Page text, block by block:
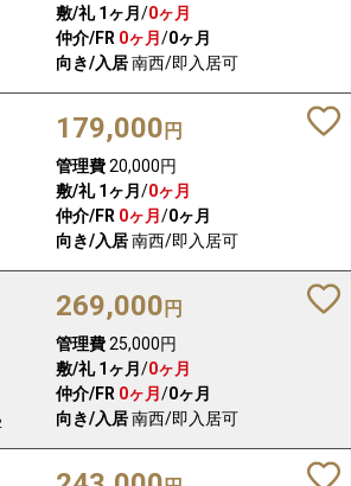
敷/礼 1ヶ月/0ヶ月
仲介/FR 0ヶ月/0ヶ月
向き/入居南西/即入居可
179,000 円
管理費20,000円
敷/礼 1ヶ月/0ヶ月
仲介/FR 0ヶ月/0ヶ月
向き/入居南西/即入居可
269,000 円
管理費25,000円
敷/礼 1ヶ月/0ヶ月
仲介/FR 0ヶ月/0ヶ月
向き/入居南西/即入居可